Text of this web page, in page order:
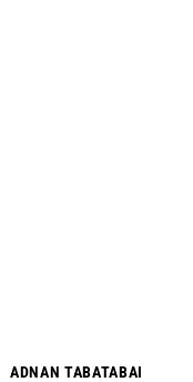
ADNAN TABATABAI